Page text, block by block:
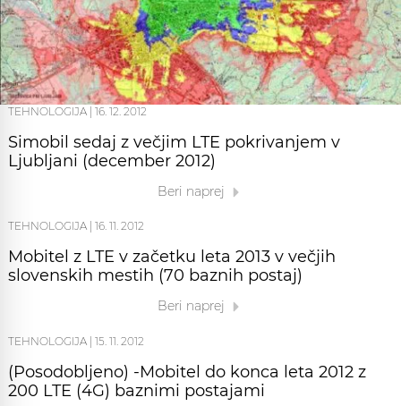
TEHNOLOGIJA | 16. 12. 2012
Simobil sedaj z večjim LTE pokrivanjem v
Ljubljani (december 2012)
Beri naprej
TEHNOLOGIJA 16. 11. 2012
Mobitel z LTE v začetku leta 2013 v večjih
slovenskih mestih (70 baznih postaj)
Beri naprej
TEHNOLOGIJA 15. 11. 2012
(Posodobljeno) -Mobitel do konca leta 2012 z
200 LTE (4G) baznimi postajami